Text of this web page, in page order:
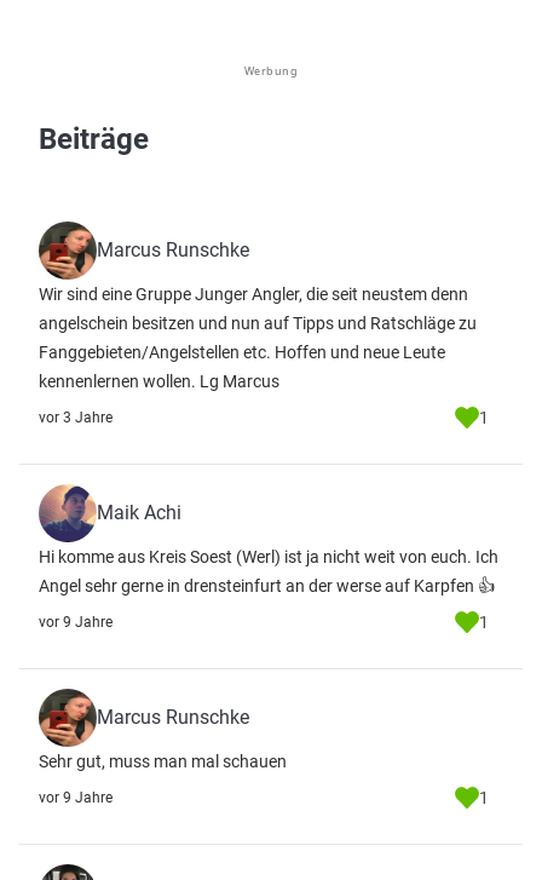
Werbung
Beiträge
Marcus Runschke
Wir sind eine Gruppe Junger Angler, die seit neustem denn
angelschein besitzen und nun auf Tipps und Ratschläge zu
Fanggebieten/Angelstellen etc. Hoffen und neue Leute
kennenlernen wollen. Lg Marcus
vor 3 Jahre 1
Maik Achi
Hi komme aus Kreis Soest (Werl) ist ja nicht weit von euch. Ich
Angel sehr gerne in drensteinfurt an der werse auf Karpfen 👍
vor 9 Jahre 1
Marcus Runschke
Sehr gut, muss man mal schauen
vor 9 Jahre 1